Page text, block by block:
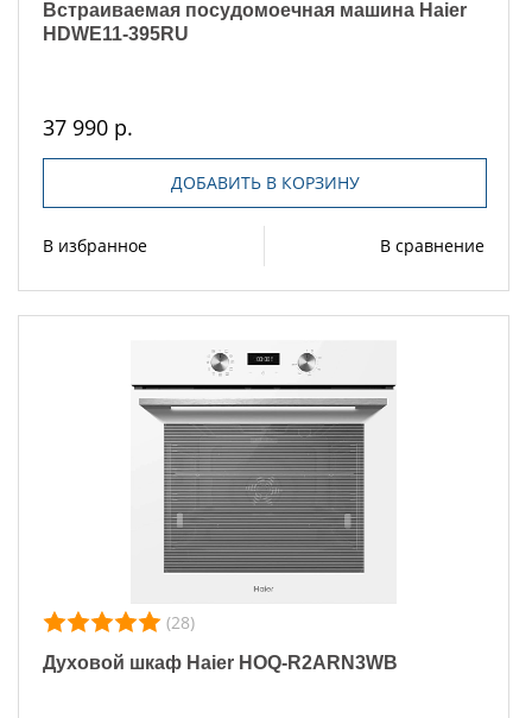
Встраиваемая посудомоечная машина Haier
HDWE11-395RU
37 990 р.
ДОБАВИТЬ В КОРЗИНУ
В избранное В сравнение
(28)
Духовой шкаф Haier HOQ-R2ARN3WB